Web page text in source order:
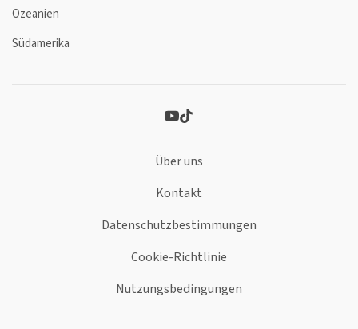
Ozeanien
Südamerika
Über uns
Kontakt
Datenschutzbestimmungen
Cookie-Richtlinie
Nutzungsbedingungen